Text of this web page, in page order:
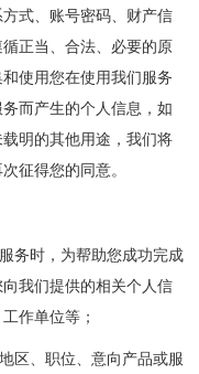
式、账号密码、财产信
正当、合法、必要的原
使用您在使用我们服务
而产生的个人信息，如
明的其他用途，我们将
征得您的同意。
务时， 为帮助您成功完成
向我们提供的相关个人信
工作单位等；
区、职位、意向产品或服